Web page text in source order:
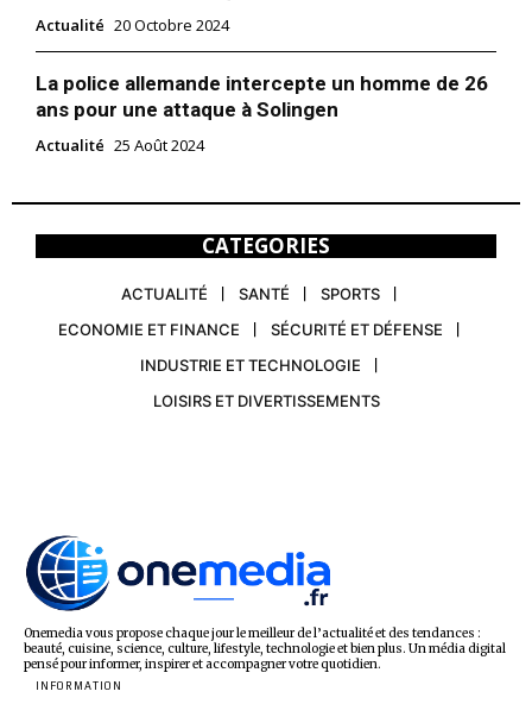
Actualité 20 Octobre 2024
La police allemande intercepte un homme de 26
ans pour une attaque à Solingen
Actualité 25 Août 2024
CATEGORIES
ACTUALITÉ SANTÉ
SPORTS
ECONOMIE ET FINANCE
SÉCURITÉ ET DÉFENSE
INDUSTRIE ET TECHNOLOGIE
LOISIRS ET DIVERTISSEMENTS
Onemedia vous propose chaque jour le meilleur de l’actualité et des tendances :
beauté, cuisine, science, culture, lifestyle, technologie et bien plus. Un média digital
pensé pour informer, inspirer et accompagner votre quotidien.
INFORMATION